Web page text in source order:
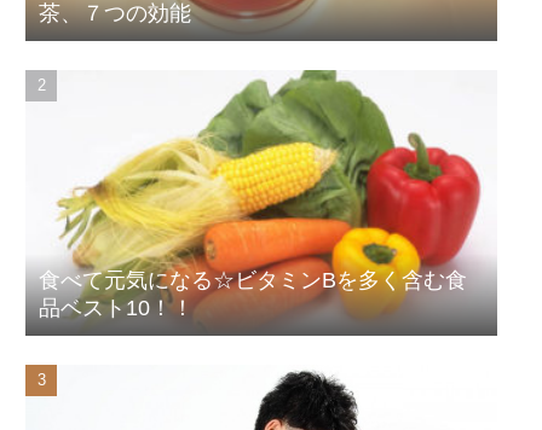
茶、７つの効能
食べて元気になる☆ビタミンBを多く含む食
品ベスト10！！